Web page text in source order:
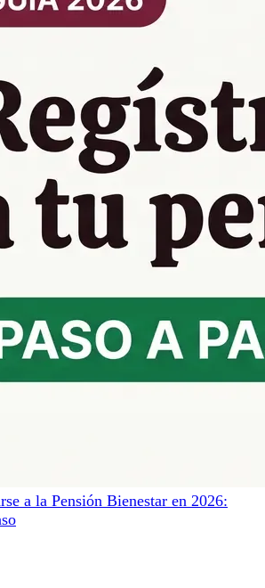
a la Pensión Bienestar en 2026: